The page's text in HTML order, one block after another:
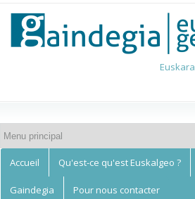
contenu
principal
Euskalgeo
Euskara
Accueil Qu'est-ce qu'est Euskalgeo ?
Gaindegia Pour nous contacter